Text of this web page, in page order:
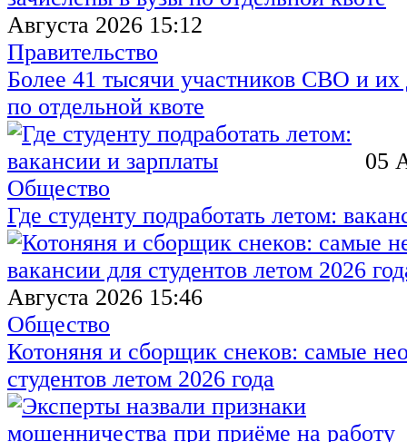
Августа 2026 15:12
Правительство
Более 41 тысячи участников СВО и их
по отдельной квоте
05
Общество
Где студенту подработать летом:
Августа 2026 15:46
Общество
Котоняня и сборщик снеков: самые
студентов летом 2026 года